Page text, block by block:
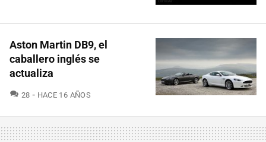
Aston Martin DB9, el
caballero inglés se
actualiza
28 COMENTARIOS
HACE 16 AÑOS